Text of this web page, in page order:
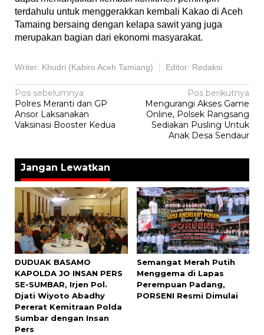
terdahulu untuk menggerakkan kembali Kakao di Aceh
Tamaing bersaing dengan kelapa sawit yang juga
merupakan bagian dari ekonomi masyarakat.
Writer: Khudri (Kabiro Aceh Tamiang) Editor: Redaksi
Navigasi
pos
Pos sebelumnya
Polres Meranti dan GP
Ansor Laksanakan
Vaksinasi Booster Kedua
Pos berikutnya
Mengurangi Akses Game
Online, Polsek Rangsang
Sediakan Pusling Untuk
Anak Desa Sendaur
Jangan Lewatkan
DUDUAK BASAMO
KAPOLDA JO INSAN PERS
SE-SUMBAR, Irjen Pol.
Djati Wiyoto Abadhy
Pererat Kemitraan Polda
Sumbar dengan Insan
Pers
Semangat Merah Putih
Menggema di Lapas
Perempuan Padang,
PORSENI Resmi Dimulai